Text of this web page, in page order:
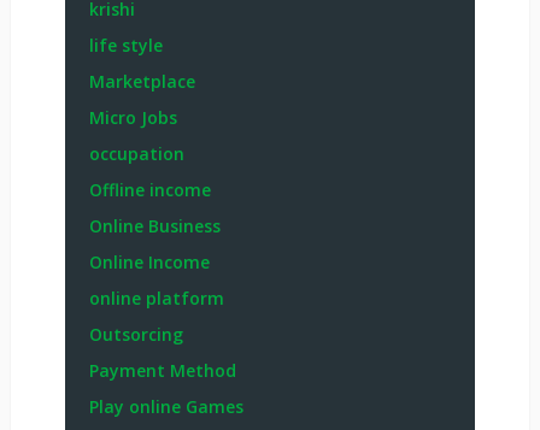
krishi
life style
Marketplace
Micro Jobs
occupation
Offline income
Online Business
Online Income
online platform
Outsorcing
Payment Method
Play online Games